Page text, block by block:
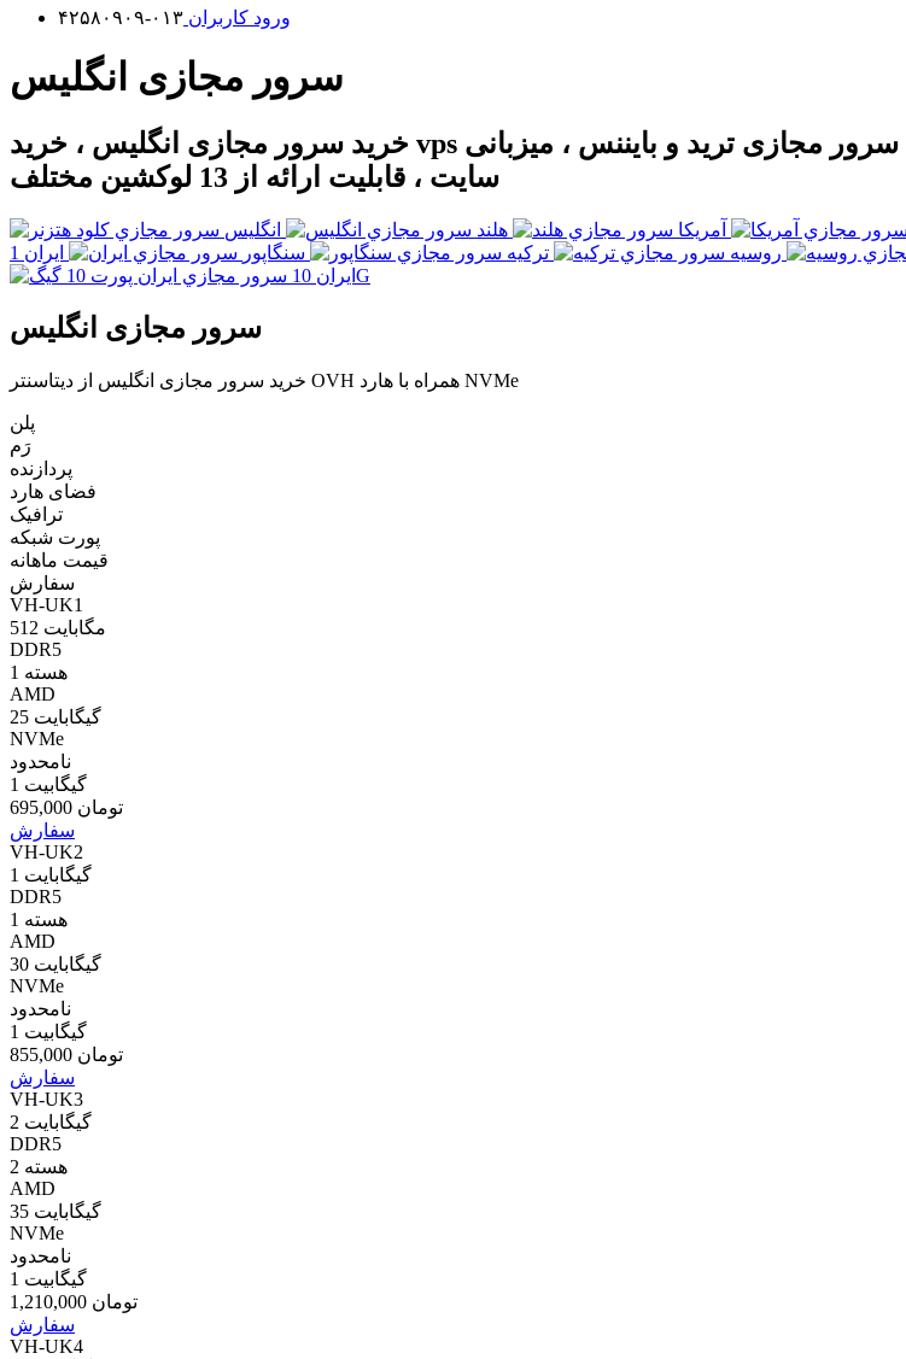
ورود کاربران ۰۱۳-۴۲۵۸۰۹۰۹
سرور مجازی انگلیس
خرید سرور مجازی انگلیس ، خرید vps انگلیس ، سرور مجازی لینوکس ، سرور مجازی ویندوز ، سرور مجازی ترید و بایننس ، میزبانی
سایت ، قابلیت ارائه از 13 لوکشین مختلف
آمریکا هلند
انگليس
روسيه ترکيه سنگاپور
ايران 10G
سرور مجازی انگلیس
خرید سرور مجازی انگلیس از دیتاسنتر OVH همراه با هارد NVMe
پلن
رَم
پردازنده
فضای هارد
ترافیک
پورت شبکه
قیمت ماهانه
سفارش
VH-UK1
512 مگابایت
DDR5
1 هسته
AMD
25 گیگابایت
NVMe
نامحدود
1 گیگابیت
695,000 تومان
سفارش
VH-UK2
1 گیگابایت
DDR5
1 هسته
AMD
30 گیگابایت
NVMe
نامحدود
1 گیگابیت
855,000 تومان
سفارش
VH-UK3
2 گیگابایت
DDR5
2 هسته
AMD
35 گیگابایت
NVMe
نامحدود
1 گیگابیت
1,210,000 تومان
سفارش
VH-UK4